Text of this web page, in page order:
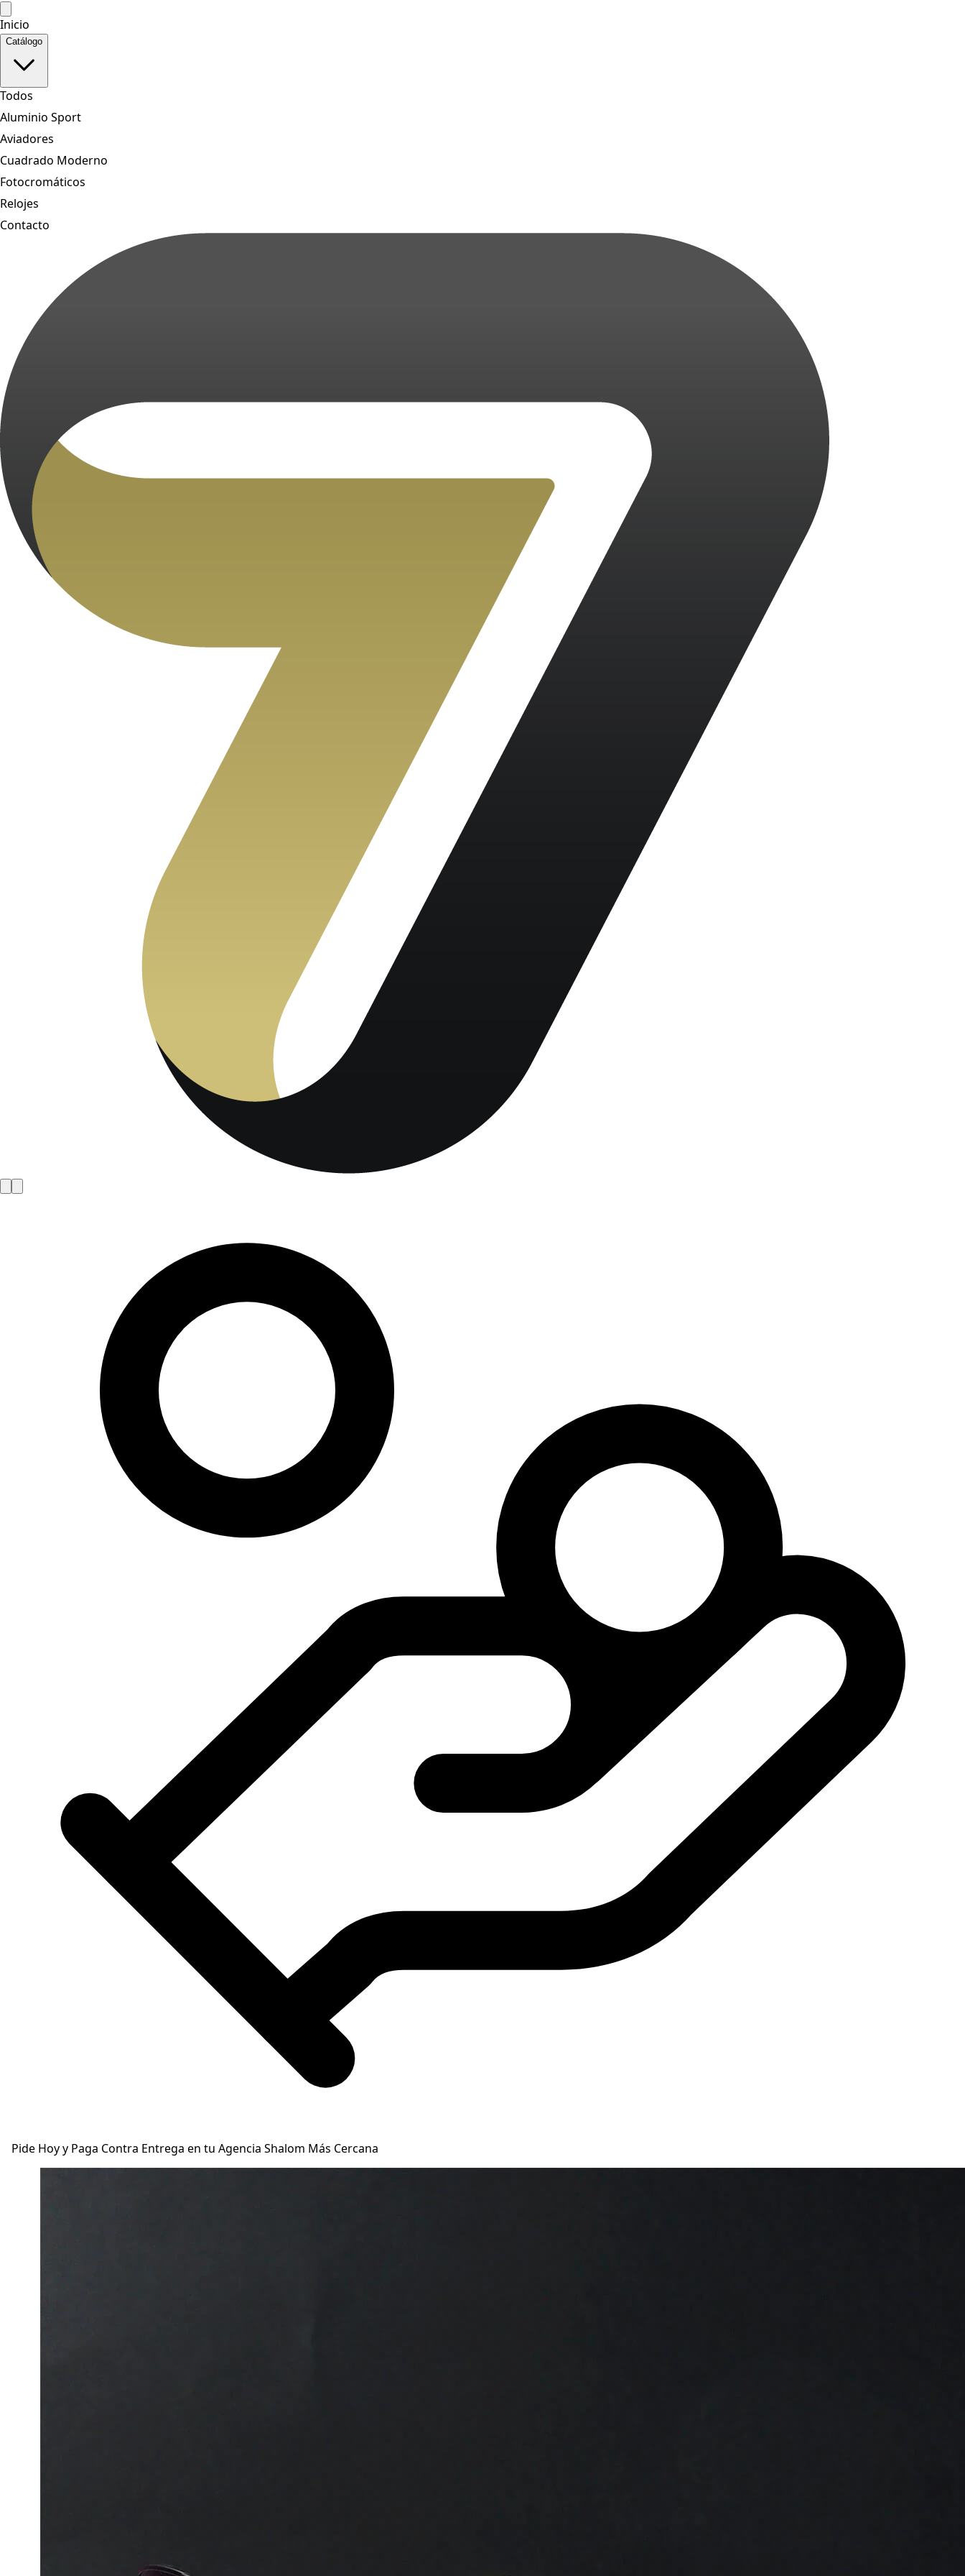
Inicio
Catálogo
Todos
Aluminio Sport
Aviadores
Cuadrado Moderno
Fotocromáticos
Relojes
Contacto
Pide Hoy y Paga Contra Entrega en tu Agencia Shalom Más Cercana